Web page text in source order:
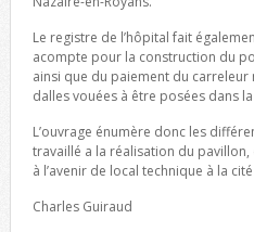
Le registre de l’hôpital fait
acompte pour la construction du
ainsi que du paiement du
dalles vouées à être posées dans la
L’ouvrage énumère donc les
travaillé a la réalisation du pavillon,
à l’avenir de local technique à la
Charles Guiraud